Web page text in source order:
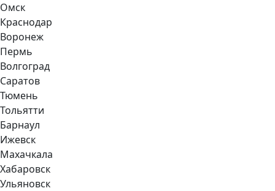
Омск
Краснодар
Воронеж
Пермь
Волгоград
Саратов
Тюмень
Тольятти
Барнаул
Ижевск
Махачкала
Хабаровск
Ульяновск